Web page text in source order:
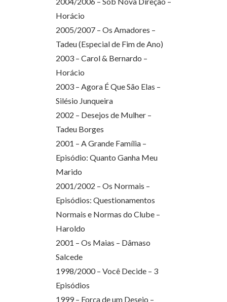
Horácio
2005/2007 – Os Amadores –
Tadeu (Especial de Fim de Ano)
2003 – Carol & Bernardo –
Horácio
2003 – Agora É Que São Elas –
Silésio Junqueira
2002 – Desejos de Mulher –
Tadeu Borges
2001 – A Grande Família –
Episódio: Quanto Ganha Meu
Marido
2001/2002 – Os Normais –
Episódios: Questionamentos
Normais e Normas do Clube –
Haroldo
2001 – Os Maias – Dâmaso
Salcede
1998/2000 – Você Decide – 3
Episódios
1999 – Força de um Desejo –